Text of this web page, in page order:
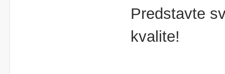
Predstavte
kvalite!